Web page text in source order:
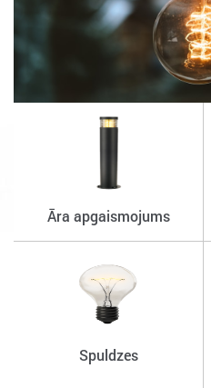
Āra apgaismojums
Spuldzes